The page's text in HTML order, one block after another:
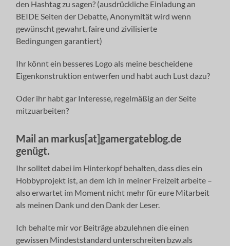
den Hashtag zu sagen? (ausdrückliche Einladung an
BEIDE Seiten der Debatte, Anonymität wird wenn
gewünscht gewahrt, faire und zivilisierte
Bedingungen garantiert)
Ihr könnt ein besseres Logo als meine bescheidene
Eigenkonstruktion entwerfen und habt auch Lust dazu?
Oder ihr habt gar Interesse, regelmäßig an der Seite
mitzuarbeiten?
Mail an markus[at]gamergateblog.de
genügt.
Ihr solltet dabei im Hinterkopf behalten, dass dies ein
Hobbyprojekt ist, an dem ich in meiner Freizeit arbeite –
also erwartet im Moment nicht mehr für eure Mitarbeit
als meinen Dank und den Dank der Leser.
Ich behalte mir vor Beiträge abzulehnen die einen
gewissen Mindeststandard unterschreiten bzw.als